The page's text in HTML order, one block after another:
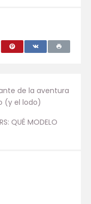
de la aventura
(y el lodo)
QUÉ MODELO